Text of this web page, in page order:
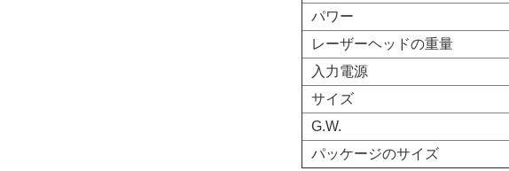
パワー
レーザーヘッドの重量
入力電源
サイズ
G.W.
パッケージのサイズ